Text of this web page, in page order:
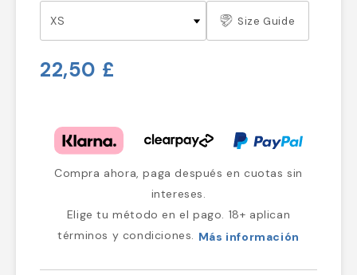
Size Guide
22,50 £
Compra ahora, paga después en cuotas sin
intereses.
Elige tu método en el pago. 18+ aplican
términos y condiciones. Más información